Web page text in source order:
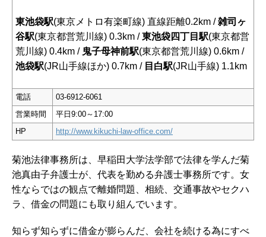
東池袋駅(東京メトロ有楽町線) 直線距離0.2km /雑司ヶ
谷駅(東京都営荒川線) 0.3km /東池袋四丁目駅(東京都営
荒川線) 0.4km / 鬼子母神前駅(東京都営荒川線) 0.6km /
池袋駅(JR山手線ほか) 0.7km / 目白駅(JR山手線) 1.1km
電話
03-6912-6061
営業時間
平日9:00～17:00
HP
http://www.kikuchi-law-office.com/
菊池法律事務所は、早稲田大学法学部で法律を学んだ菊
池真由子弁護士が、代表を勤める弁護士事務所です。女
性ならではの観点で離婚問題、相続、交通事故やセクハ
ラ、借金の問題にも取り組んでいます。
知らず知らずに借金が膨らんだ、会社を続ける為にすべ